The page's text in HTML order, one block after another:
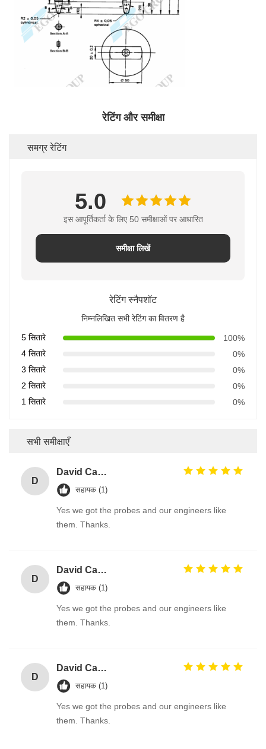
रेटिंग और समीक्षा
समग्र रेटिंग
5.0
इस आपूर्तिकर्ता के लिए 50 समीक्षाओं पर आधारित
समीक्षा लिखें
रेटिंग स्नैपशॉट
निम्नलिखित सभी रेटिंग का वितरण है
5 सितारे
100%
4 सितारे
0%
3 सितारे
0%
2 सितारे
0%
1 सितारे
0%
सभी समीक्षाएँ
D
David Calabro
सहायक (1)
Yes we got the probes and our engineers like
them. Thanks.
D
David Calabro
सहायक (1)
Yes we got the probes and our engineers like
them. Thanks.
D
David Calabro
सहायक (1)
Yes we got the probes and our engineers like
them. Thanks.